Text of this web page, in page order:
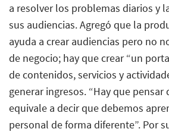
a resolver los problemas diarios y
sus audiencias. Agregó que la
ayuda a crear audiencias pero no
de negocio; hay que crear “un
de contenidos, servicios y
generar ingresos. “Hay que
equivale a decir que debemos
personal de forma diferente”. Por